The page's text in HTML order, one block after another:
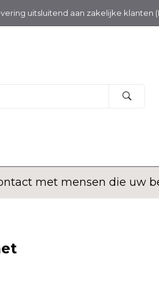
uitsluitend aan zakelijke klanten
met mensen die uw